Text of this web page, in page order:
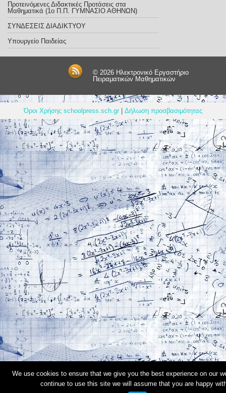
Προτεινόμενες Διδακτικές Προτάσεις στα
Μαθηματικά (1o Π.Π. ΓΥΜΝΑΣΙΟ ΑΘΗΝΩΝ)
ΣΥΝΔΕΣΕΙΣ ΔΙΑΔΙΚΤΥΟΥ
Υπουργείο Παιδείας
© 2026 Ηλεκτρονικό Εργαστήριο
Πειραματικών Μαθηματικών
Όροι Χρήσης schoolpress.sch.gr Δήλωση προσβασιμότητας
We use cookies to ensure that we give you the best experience on our
continue to use this site we will assume that you are happy